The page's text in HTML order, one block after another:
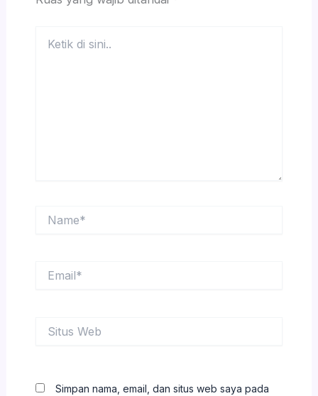
Web
Simpan nama, email, dan situs web saya pada